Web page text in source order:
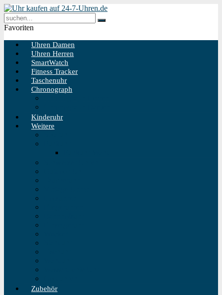
Favoriten
Uhren Damen
Uhren Herren
SmartWatch
Fitness Tracker
Taschenuhr
Chronograph
Kinderuhr
Weitere
Zubehör